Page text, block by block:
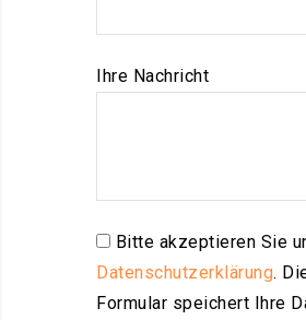
Ihre Nachricht
Bitte akzeptieren Sie
Datenschutzerklärung.
Formular speichert Ihre